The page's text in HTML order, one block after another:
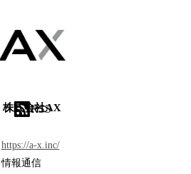
株式会社AX
RSS
https://a-x.inc/
情報通信